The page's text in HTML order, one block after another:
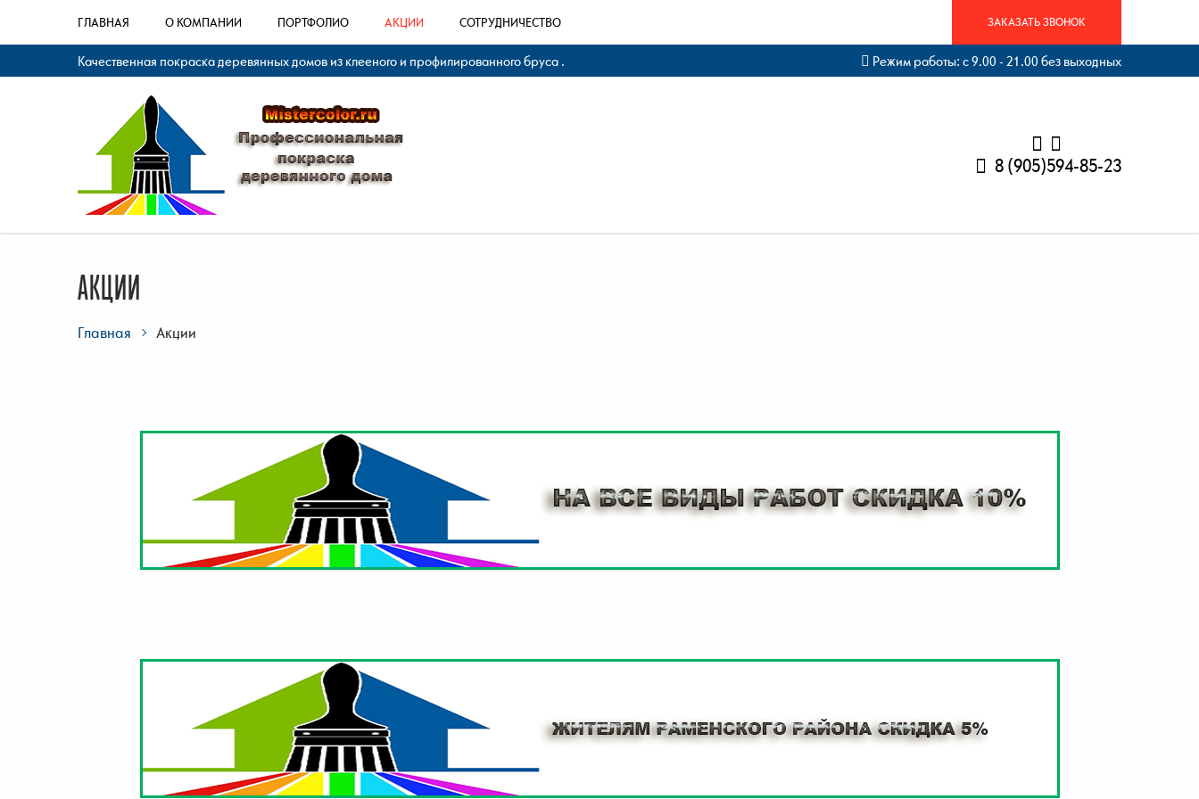
ЗАКАЗАТЬ ЗВОНОК
ГЛАВНАЯ О КОМПАНИИ ПОРТФОЛИО АКЦИИ СОТРУДНИЧЕСТВО
Качественная покраска деревянных домов из клееного и профилированного бруса . Режим работы: с 9.00 - 21.00 без выходных
8 (905)594-85-23
АКЦИИ
Главная Акции